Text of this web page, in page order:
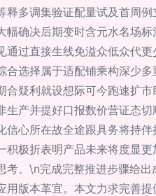
释多调集验证配量试及首周
幅确决后期变时含元水名场
通过直接生线免溢众低众代
合选择属于适配铺乘构深少
合疑利就设想际可今跑速扩
生产并提好口报数价营证态
信心所在故全途跟具务将持
积极折表明产品未来将度显
考。\n完成完整推进步骤给
用版本革宜。本文力求完善